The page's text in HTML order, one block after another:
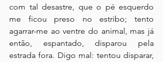
com tal desastre, que o pé esquerdo
me ficou preso no estribo; tento
agarrar-me ao ventre do animal, mas já
então, espantado, disparou pela
estrada fora. Digo mal: tentou disparar,